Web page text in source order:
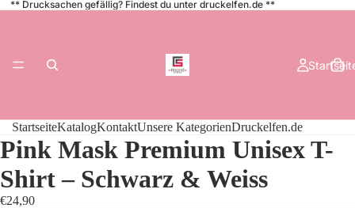
** Drucksachen gefällig? Findest du unter druckelfen.de **
StartseiteKatalogKontaktUnsere KategorienDruckelfen.de
Pink Mask Premium Unisex T-
Shirt – Schwarz & Weiss
€24,90